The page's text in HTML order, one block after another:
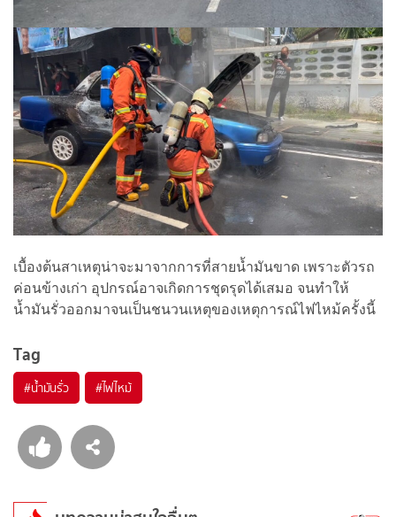
เบื้องต้นสาเหตุน่าจะมาจากการที่สายน้ำมันขาด เพราะตัวรถ
ค่อนข้างเก่า อุปกรณ์อาจเกิดการชุดรุดได้เสมอ จนทำให้
น้ำมันรั่วออกมาจนเป็นชนวนเหตุของเหตุการณ์ไฟไหม้ครั้งนี้
Tag
#น้ำมันรั่ว #ไฟไหม้